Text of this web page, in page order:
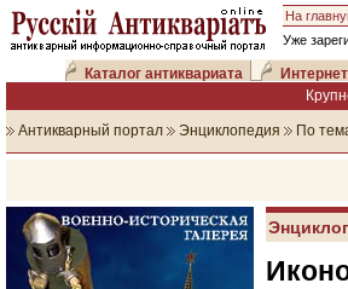
На
Уже
Каталог антиквариата
Антикварный портал Энциклопедия По